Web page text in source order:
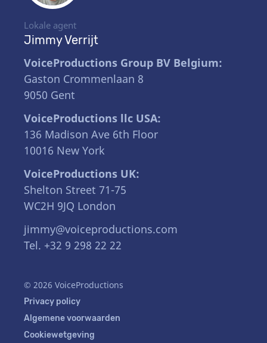
Lokale agent
Jimmy Verrijt
VoiceProductions Group BV Belgium:
Gaston Crommenlaan 8
9050 Gent
VoiceProductions llc USA:
136 Madison Ave 6th Floor
10016 New York
VoiceProductions UK:
Shelton Street 71-75
WC2H 9JQ London
jimmy@voiceproductions.com
Tel. +32 9 298 22 22
© 2026 VoiceProductions
Privacy policy
Algemene voorwaarden
Cookiewetgeving